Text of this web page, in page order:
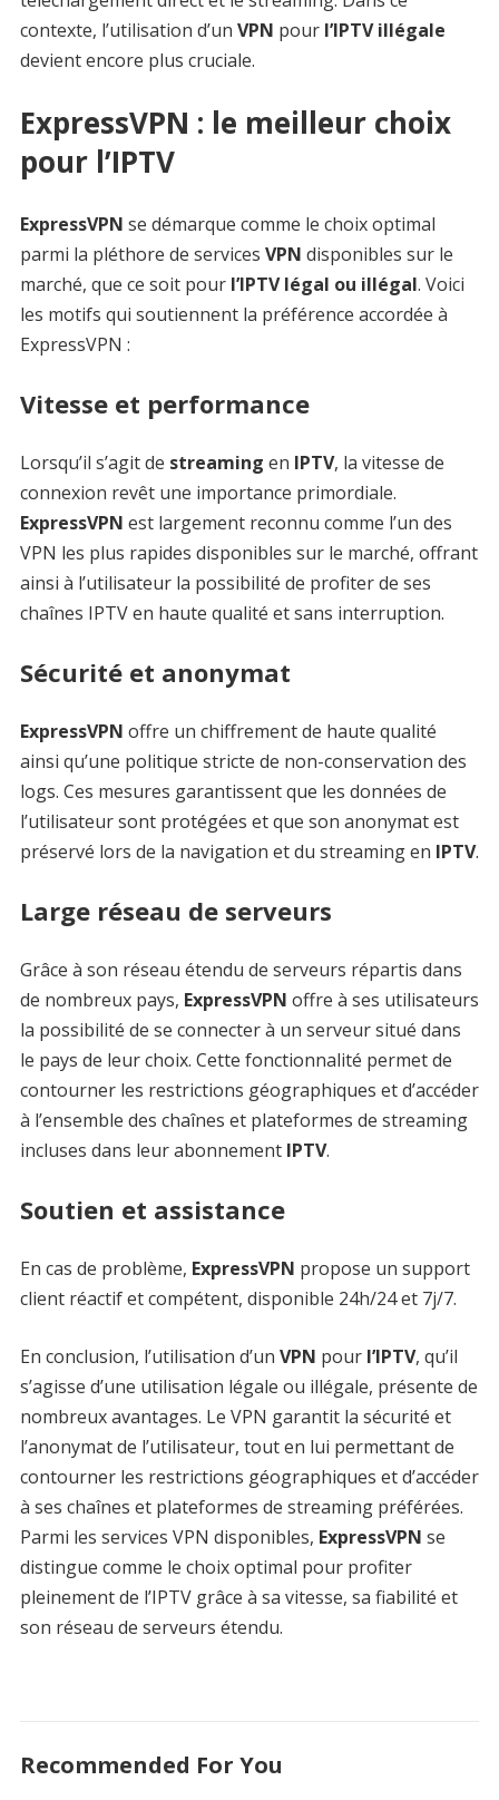
contexte, l’utilisation d’un VPN pour l’IPTV illégale
devient encore plus cruciale.
ExpressVPN : le meilleur choix
pour l’IPTV
ExpressVPN se démarque comme le choix optimal
parmi la pléthore de services VPN disponibles sur le
marché, que ce soit pour l’IPTV légal ou illégal. Voici
les motifs qui soutiennent la préférence accordée à
ExpressVPN :
Vitesse et performance
Lorsqu’il s’agit de streaming en IPTV, la vitesse de
connexion revêt une importance primordiale.
ExpressVPN est largement reconnu comme l’un des
VPN les plus rapides disponibles sur le marché, offrant
ainsi à l’utilisateur la possibilité de profiter de ses
chaînes IPTV en haute qualité et sans interruption.
Sécurité et anonymat
ExpressVPN offre un chiffrement de haute qualité
ainsi qu’une politique stricte de non-conservation des
logs. Ces mesures garantissent que les données de
l’utilisateur sont protégées et que son anonymat est
préservé lors de la navigation et du streaming en IPTV.
Large réseau de serveurs
Grâce à son réseau étendu de serveurs répartis dans
de nombreux pays, ExpressVPN offre à ses utilisateurs
la possibilité de se connecter à un serveur situé dans
le pays de leur choix. Cette fonctionnalité permet de
contourner les restrictions géographiques et d’accéder
à l’ensemble des chaînes et plateformes de streaming
incluses dans leur abonnement IPTV.
Soutien et assistance
En cas de problème, ExpressVPN propose un support
client réactif et compétent, disponible 24h/24 et 7j/7.
En conclusion, l’utilisation d’un VPN pour l’IPTV, qu’il
s’agisse d’une utilisation légale ou illégale, présente de
nombreux avantages. Le VPN garantit la sécurité et
l’anonymat de l’utilisateur, tout en lui permettant de
contourner les restrictions géographiques et d’accéder
à ses chaînes et plateformes de streaming préférées.
Parmi les services VPN disponibles, ExpressVPN se
distingue comme le choix optimal pour profiter
pleinement de l’IPTV grâce à sa vitesse, sa fiabilité et
son réseau de serveurs étendu.
Recommended For You